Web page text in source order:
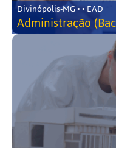
Divinópolis-MG • • EAD
Administração